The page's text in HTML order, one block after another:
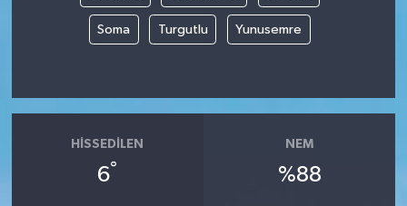
Soma Turgutlu Yunusemre
HISSEDILEN
6°
NEM
%88